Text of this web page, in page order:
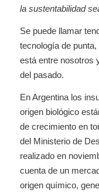
la sustentabilidad
Se puede llamar
tecnología de
está entre nosotros
del pasado.
En Argentina los
origen biológico
de crecimiento en
del Ministerio de
realizado en
cuenta de un
origen químico,